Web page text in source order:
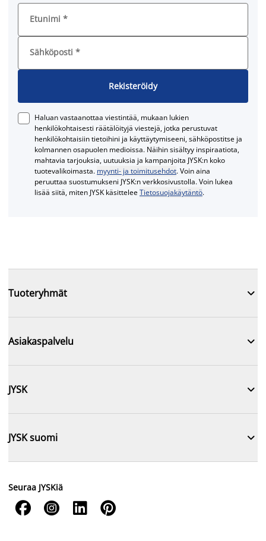
Etunimi *
Sähköposti *
Rekisteröidy
Haluan vastaanottaa viestintää, mukaan lukien
henkilökohtaisesti räätälöityjä viestejä, jotka perustuvat
henkilökohtaisiin tietoihini ja käyttäytymiseeni, sähköpostitse ja
kolmannen osapuolen medioissa. Näihin sisältyy inspiraatiota,
mahtavia tarjouksia, uutuuksia ja kampanjoita JYSK:n koko
tuotevalikoimasta. myynti- ja toimitusehdot. Voin aina
peruuttaa suostumukseni JYSK:n verkkosivustolla. Voin lukea
lisää siitä, miten JYSK käsitteleeTietosuojakäytäntö.
Tuoteryhmät 
Asiakaspalvelu 
JYSK 
JYSK suomi 
Seuraa JYSKiä
   